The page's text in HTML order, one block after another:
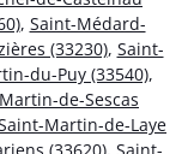
, Saint-Médard-
(33230), Saint-
du-Puy (33540),
de-Sescas
Martin-de-Laye